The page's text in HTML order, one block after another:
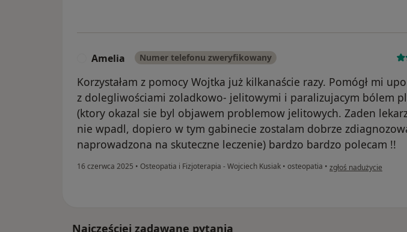
Amelia Numer telefonu zweryfikowany
Korzystałam z pomocy Wojtka już kilkanaście razy. Pomógł mi
z dolegliwościami zoladkowo- jelitowymi i paralizujacym bólem
(ktory okazal sie byl objawem problemow jelitowych. Zaden
nie wpadl, dopiero w tym gabinecie zostalam dobrze
naprowadzona na skuteczne leczenie) bardzo bardzo polecam !!
16 czerwca 2025 • Osteopatia i Fizjoterapia - Wojciech Kusiak • osteopatia • w opinii użytkownika
zgłoś nadużycie
Najczęściej zadawane pytania